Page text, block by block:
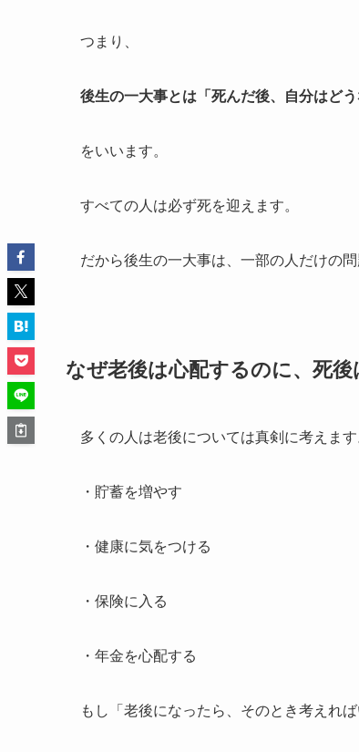
つまり、
後生の一大事とは「死んだ後、自分はど
をいいます。
すべての人は必ず死を迎えます。
だから後生の一大事は、一部の人だけの
なぜ老後は心配するのに、死
多くの人は老後については真剣に考えます
・貯蓄を増やす
・健康に気をつける
・保険に入る
・年金を心配する
もし「老後になったら、そのとき考えれ